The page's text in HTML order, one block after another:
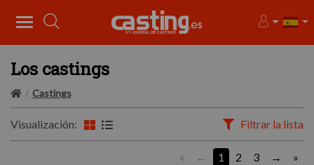
Los castings
Castings
Visualización: Filtrar la lista
« 1 2 3 »